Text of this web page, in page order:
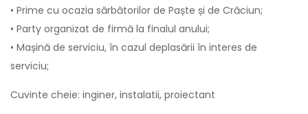
• Prime cu ocazia sărbătorilor de Paște și de Crăciun;
• Party organizat de firmă la finalul anului;
• Mașină de serviciu, în cazul deplasării în interes de
serviciu;
Cuvinte cheie: inginer, instalatii, proiectant